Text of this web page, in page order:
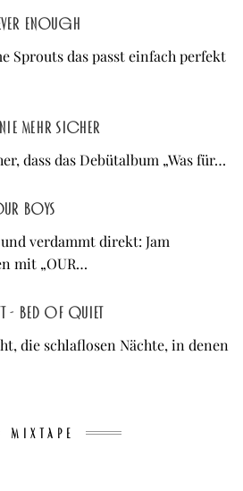
enough
Sprouts das passt einfach perfekt
Nie mehr sicher
dass das Debütalbum „Was für…
BOYS
verdammt direkt: Jam
mit „OUR…
- Bed of Quiet
die schlaflosen Nächte, in denen
MIXTAPE